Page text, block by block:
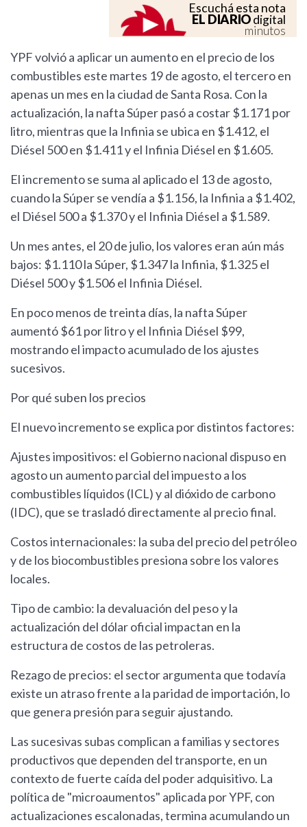
Escuchá esta nota
EL DIARIOdigital
minutos
YPF volvió a aplicar un aumento en el precio de los
combustibles este martes 19 de agosto, el tercero en
apenas un mes en la ciudad de Santa Rosa. Con la
actualización, la nafta Súper pasó a costar $1.171 por
litro, mientras que la Infinia se ubica en $1.412, el
Diésel 500 en $1.411 y el Infinia Diésel en $1.605.
El incremento se suma al aplicado el 13 de agosto,
cuando la Súper se vendía a $1.156, la Infinia a $1.402,
el Diésel 500 a $1.370 y el Infinia Diésel a $1.589.
Un mes antes, el 20 de julio, los valores eran aún más
bajos: $1.110 la Súper, $1.347 la Infinia, $1.325 el
Diésel 500 y $1.506 el Infinia Diésel.
En poco menos de treinta días, la nafta Súper
aumentó $61 por litro y el Infinia Diésel $99,
mostrando el impacto acumulado de los ajustes
sucesivos.
Por qué suben los precios
El nuevo incremento se explica por distintos factores:
Ajustes impositivos: el Gobierno nacional dispuso en
agosto un aumento parcial del impuesto a los
combustibles líquidos (ICL) y al dióxido de carbono
(IDC), que se trasladó directamente al precio final.
Costos internacionales: la suba del precio del petróleo
y de los biocombustibles presiona sobre los valores
locales.
Tipo de cambio: la devaluación del peso y la
actualización del dólar oficial impactan en la
estructura de costos de las petroleras.
Rezago de precios: el sector argumenta que todavía
existe un atraso frente a la paridad de importación, lo
que genera presión para seguir ajustando.
Las sucesivas subas complican a familias y sectores
productivos que dependen del transporte, en un
contexto de fuerte caída del poder adquisitivo. La
política de "microaumentos" aplicada por YPF, con
actualizaciones escalonadas, termina acumulando un